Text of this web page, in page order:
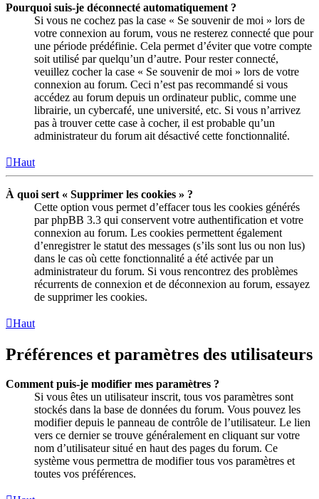
Pourquoi suis-je déconnecté automatiquement ?
Si vous ne cochez pas la case « Se souvenir de moi » lors de
votre connexion au forum, vous ne resterez connecté que pour
une période prédéfinie. Cela permet d’éviter que votre compte
soit utilisé par quelqu’un d’autre. Pour rester connecté,
veuillez cocher la case « Se souvenir de moi » lors de votre
connexion au forum. Ceci n’est pas recommandé si vous
accédez au forum depuis un ordinateur public, comme une
librairie, un cybercafé, une université, etc. Si vous n’arrivez
pas à trouver cette case à cocher, il est probable qu’un
administrateur du forum ait désactivé cette fonctionnalité.
Haut
À quoi sert « Supprimer les cookies » ?
Cette option vous permet d’effacer tous les cookies générés
par phpBB 3.3 qui conservent votre authentification et votre
connexion au forum. Les cookies permettent également
d’enregistrer le statut des messages (s’ils sont lus ou non lus)
dans le cas où cette fonctionnalité a été activée par un
administrateur du forum. Si vous rencontrez des problèmes
récurrents de connexion et de déconnexion au forum, essayez
de supprimer les cookies.
Haut
Préférences et paramètres des utilisateurs
Comment puis-je modifier mes paramètres ?
Si vous êtes un utilisateur inscrit, tous vos paramètres sont
stockés dans la base de données du forum. Vous pouvez les
modifier depuis le panneau de contrôle de l’utilisateur. Le lien
vers ce dernier se trouve généralement en cliquant sur votre
nom d’utilisateur situé en haut des pages du forum. Ce
système vous permettra de modifier tous vos paramètres et
toutes vos préférences.